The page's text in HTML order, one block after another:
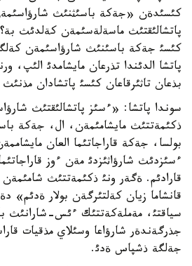
كئسئدةن «جةكة باسئثنئث
پاتشالئقتئث ماسةلةسئمةن كةلدئث
كئسئ جةكة باسئنئث شارؤاسئمةن
پاتشا الدئندا تذرعان مايشامدئ الئپ،
بذعان تاثئرقاعان كئسئ پاتشادان
سوندا پاتشا: «ءسئز پاتشالئقتئث
ذكئمةتتئث مايشامئمةن، ال، جةكة
بولسا، جةكة قاراجاتئما العان
ءسئزدئث شارؤاثئزدئ مةن ءوز
قارادئم. ةگةر ونئ ذكئمةتتئث
قانشاما زيان كةلتئرگةن بولار ةدئم»
سياقتئ، مةملةكةتتئك ءئس-شارانئث
جذرگةندةر شارؤاعا وسئلاي مذقيات
جةلگة ذشپاس ةدئ.